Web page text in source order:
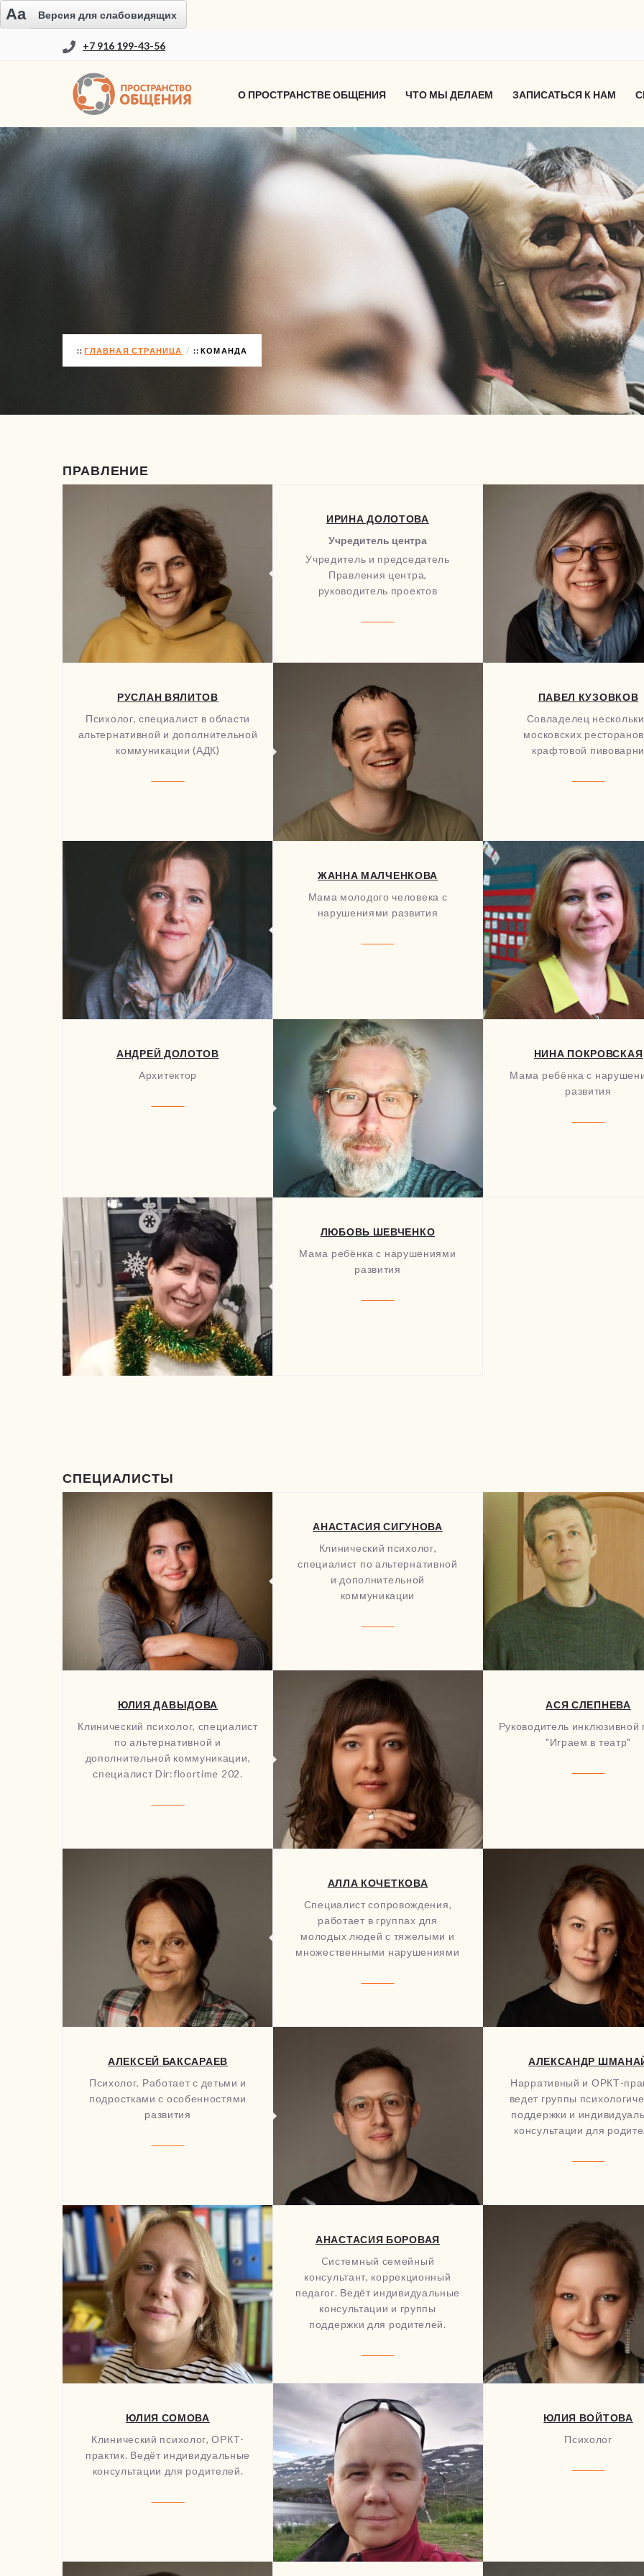
Aa Версия для слабовидящих
+7 916 199-43-56
О ПРОСТРАНСТВЕ ОБЩЕНИЯ ЧТО МЫ ДЕЛАЕМ ЗАПИСАТЬСЯ К НАМ
ГЛАВНАЯ СТРАНИЦА КОМАНДА
ПРАВЛЕНИЕ
ИРИНА ДОЛОТОВА
Учредитель центра
Учредитель и председатель
Правления центра,
руководитель проектов
РУСЛАН ВЯЛИТОВ
Психолог, специалист в области
альтернативной и дополнительной
коммуникации (АДК)
ПАВЕЛ КУЗОВКОВ
Совладелец
московских
крафтовой
ЖАННА МАЛЧЕНКОВА
Мама молодого человека с
нарушениями развития
АНДРЕЙ ДОЛОТОВ
Архитектор
НИНА ПОКРОВСКАЯ
Мама ребёнка с
развития
ЛЮБОВЬ ШЕВЧЕНКО
Мама ребёнка с нарушениями
развития
СПЕЦИАЛИСТЫ
АНАСТАСИЯ СИГУНОВА
Клинический психолог,
специалист по альтернативной
и дополнительной
коммуникации
ЮЛИЯ ДАВЫДОВА
Клинический психолог, специалист
по альтернативной и
дополнительной коммуникации,
специалист Dir:floortime 202.
АСЯ СЛЕПНЕВА
Руководитель инклюзивной
"Играем в театр"
АЛЛА КОЧЕТКОВА
Специалист сопровождения,
работает в группах для
молодых людей с тяжелыми и
множественными нарушениями
АЛЕКСЕЙ БАКСАРАЕВ
Психолог. Работает с детьми и
подростками с особенностями
развития
АЛЕКСАНДР
Нарративный и ОРКТ-
ведет группы
поддержки и
консультации для
АНАСТАСИЯ БОРОВАЯ
Cистемный семейный
консультант, коррекционный
педагог. Ведёт индивидуальные
консультации и группы
поддержки для родителей.
ЮЛИЯ СОМОВА
Клинический психолог, ОРКТ-
практик. Ведёт индивидуальные
консультации для родителей.
ЮЛИЯ ВОЙТОВА
Психолог